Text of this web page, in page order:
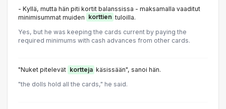
- Kyllä, mutta hän piti kortit balanssissa - maksamalla vaaditut
minimisummat muiden korttien tuloilla.
Yes, but he was keeping the cards current by paying the
required minimums with cash advances from other cards.
"Nuket pitelevät kortteja käsissään", sanoi hän.
"the dolls hold all the cards," he said.